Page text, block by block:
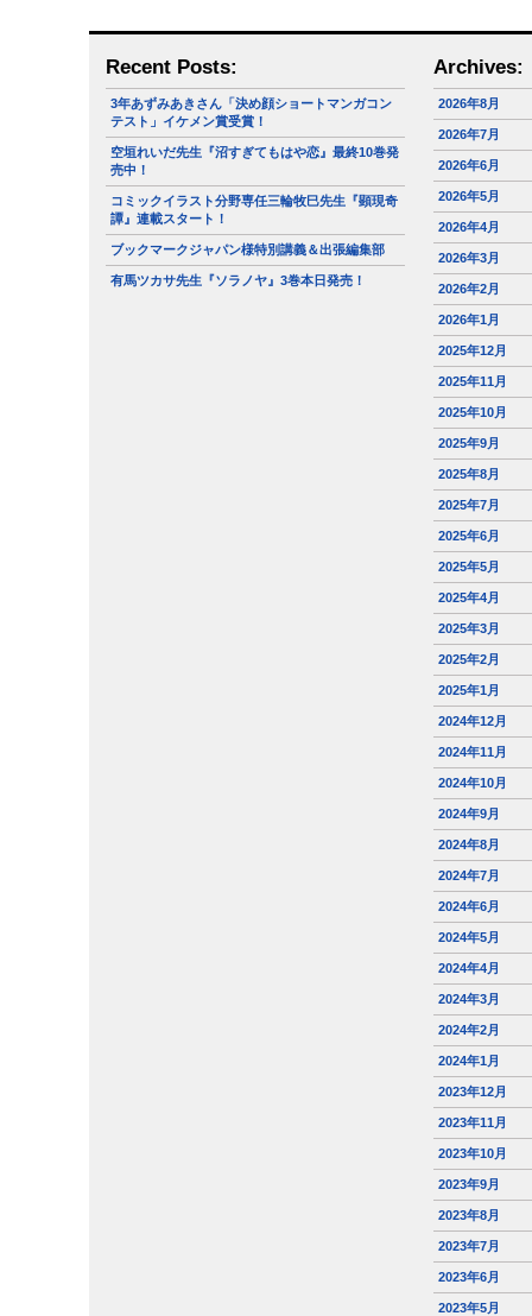
Recent Posts:
3年あずみあきさん「決め顔ショートマンガコン
テスト」イケメン賞受賞！
空垣れいだ先生『沼すぎてもはや恋』最終10巻発
売中！
コミックイラスト分野専任三輪牧巳先生『顕現奇
譚』連載スタート！
ブックマークジャパン様特別講義＆出張編集部
有馬ツカサ先生『ソラノヤ』3巻本日発売！
Archives:
2026年8月
2026年7月
2026年6月
2026年5月
2026年4月
2026年3月
2026年2月
2026年1月
2025年12月
2025年11月
2025年10月
2025年9月
2025年8月
2025年7月
2025年6月
2025年5月
2025年4月
2025年3月
2025年2月
2025年1月
2024年12月
2024年11月
2024年10月
2024年9月
2024年8月
2024年7月
2024年6月
2024年5月
2024年4月
2024年3月
2024年2月
2024年1月
2023年12月
2023年11月
2023年10月
2023年9月
2023年8月
2023年7月
2023年6月
2023年5月